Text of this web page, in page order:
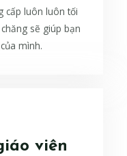
cấp luôn luôn tối
sẽ giúp bạn
mình.
viên